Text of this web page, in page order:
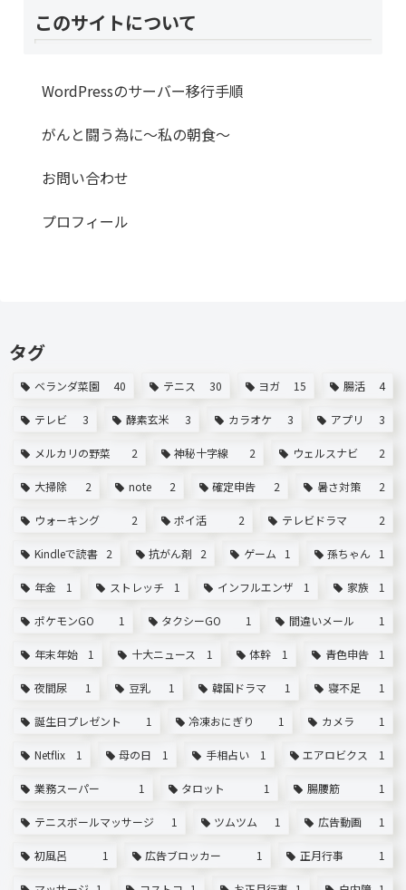
このサイトについて
WordPressのサーバー移行手順
がんと闘う為に～私の朝食～
お問い合わせ
プロフィール
タグ
ベランダ菜園 40 テニス 30 ヨガ 15 腸活 4
テレビ 3 酵素玄米 3 カラオケ 3 アプリ 3
メルカリの野菜 2 神秘十字線 2 ウェルスナビ 2
大掃除 2 note 2 確定申告 2 暑さ対策 2
ウォーキング 2 ポイ活 2 テレビドラマ 2
Kindleで読書 2 抗がん剤 2 ゲーム 1 孫ちゃん 1
年金 1 ストレッチ 1 インフルエンザ 1 家族 1
ポケモンGO 1 タクシーGO 1 間違いメール 1
年末年始 1 十大ニュース 1 体幹 1 青色申告 1
夜間尿 1 豆乳 1 韓国ドラマ 1 寝不足 1
誕生日プレゼント 1 冷凍おにぎり 1 カメラ 1
Netflix 1 母の日 1 手相占い 1 エアロビクス 1
業務スーパー 1 タロット 1 腸腰筋 1
テニスボールマッサージ 1 ツムツム 1 広告動画 1
初風呂 1 広告ブロッカー 1 正月行事 1